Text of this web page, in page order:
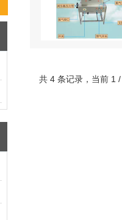
共 4 条记录，当前